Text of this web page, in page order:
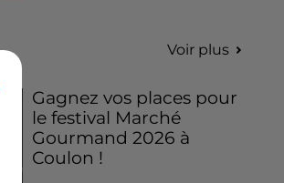
Voir plus
Gagnez vos places pour
le festival Marché
Gourmand 2026 à
Coulon !